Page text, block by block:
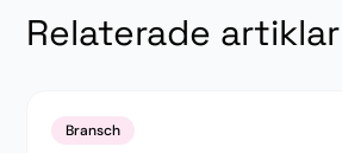
Relaterade artiklar
Bransch